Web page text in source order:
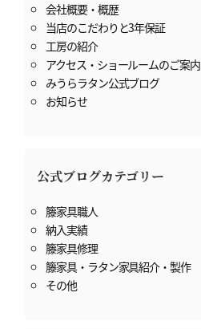
会社概要・概歴
当店のこだわりと3年保証
工房の紹介
アクセス・ショールームのご案内
みうらラタン公式ブログ
お知らせ
公式ブログカテゴリー
籐家具職人
納入実績
籐家具修理
籐家具・ラタン家具紹介・製作
その他